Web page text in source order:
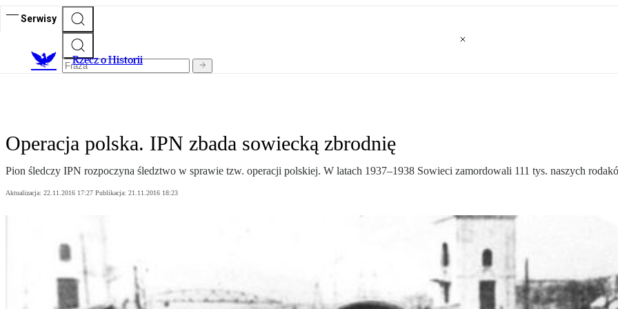
Serwisy
Rzecz o Historii
Operacja polska. IPN zbada sowiecką zbrodnię
Pion śledczy IPN rozpoczyna śledztwo w sprawie tzw. operacji polskiej. W latach 1937–1938 Sowieci zamordowali 111 tys. naszych
Aktualizacja: 22.11.2016 17:27 Publikacja: 21.11.2016 18:23